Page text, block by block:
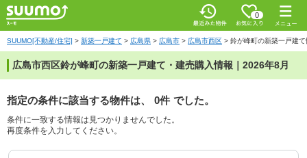
0
SUUMO[不動産/住宅] > 新築一戸建て > 広島県 > 広島市 > 広島市西区 > 鈴が峰町の新築一戸建て
広島市西区鈴が峰町の新築一戸建て・建売購入情報｜2026年8月
指定の条件に該当する物件は、 0件 でした。
条件に一致する情報は見つかりませんでした。
再度条件を入力してください。